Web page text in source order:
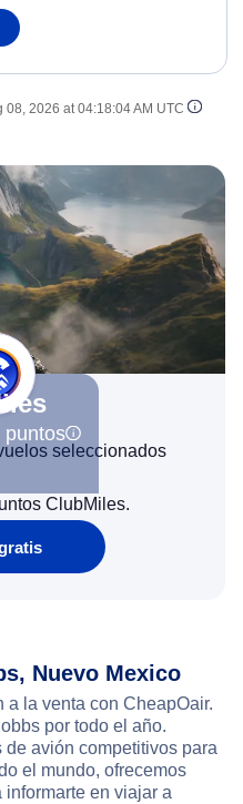
08, 2026 at 04:18:04 AM UTC
puntos
seleccionados
ClubMiles.
Nuevo Mexico
a la venta con CheapOair.
por todo el año.
avión competitivos para
el mundo, ofrecemos
en viajar a